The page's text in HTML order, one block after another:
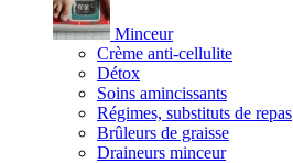
Minceur
Crème anti-cellulite
Détox
Soins amincissants
Régimes, substituts de repas
Brûleurs de graisse
Draineurs minceur